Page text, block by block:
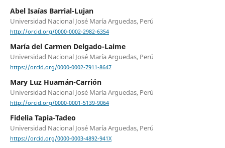
Abel Isaías Barrial-Lujan
Universidad Nacional José María Arguedas, Perú
http://orcid.org/0000-0002-2982-6354
María del Carmen Delgado-Laime
Universidad Nacional José María Arguedas, Perú
https://orcid.org/0000-0002-7911-8647
Mary Luz Huamán-Carrión
Universidad Nacional José María Arguedas, Perú
http://orcid.org/0000-0001-5139-9064
Fidelia Tapia-Tadeo
Universidad Nacional José María Arguedas, Perú
https://orcid.org/0000-0003-4892-941X